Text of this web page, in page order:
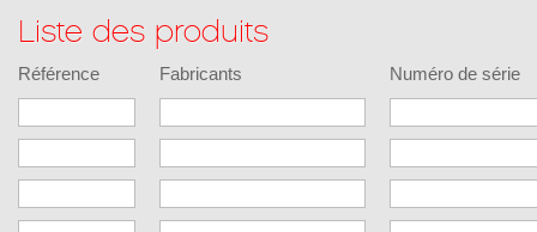
Liste des produits
Référence Fabricants Numéro de série